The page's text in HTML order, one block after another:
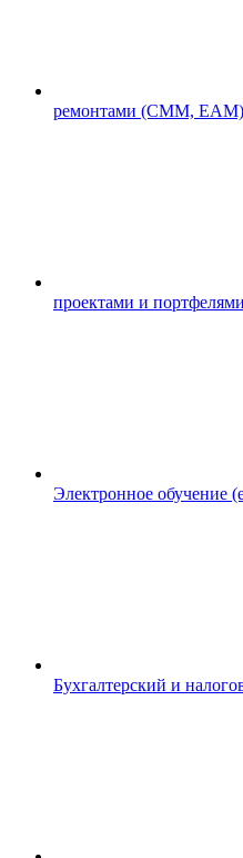
ремонтами (CMM, EAM)
проектами и
Электронное обучение
Бухгалтерский и